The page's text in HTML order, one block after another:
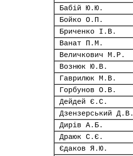
Бабій Ю.Ю.
Бойко О.П.
Бриченко І.В.
Ванат П.М.
Величкович М.Р.
Вознюк Ю.В.
Гаврилюк М.В.
Горбунов О.В.
Дейдей Є.С.
Дзензерський Д.В.
Дирів А.Б.
Драюк С.Є.
Єдаков Я.Ю.